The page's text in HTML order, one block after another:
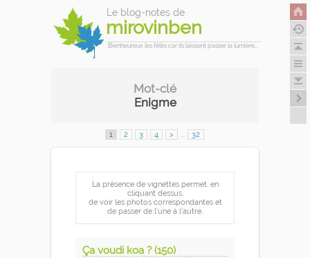
Le blog-notes de
mirovinben
Bienheureux les fêlés car ils laissent passer la lumière...
Mot-clé
Enigme
1 2 3 4 > ... 32
La présence de vignettes permet, en
cliquant dessus,
de voir les photos correspondantes et
de passer de l'une à l'autre.
Ça voudi koa ? (150)